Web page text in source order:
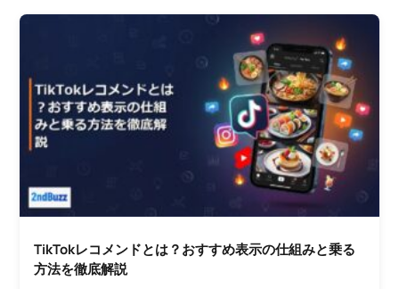
TikTokレコメンドとは？おすすめ表示の仕組みと乗る
方法を徹底解説